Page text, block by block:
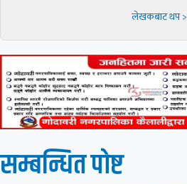
लेखकबाट थप >
सम्बन्धित पाेष्ट